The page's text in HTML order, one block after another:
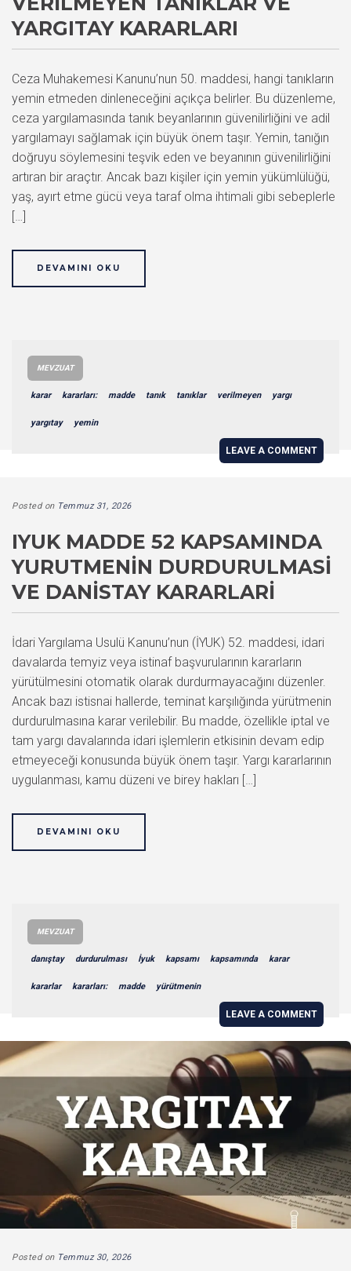
YARGITAY KARARLARI
Ceza Muhakemesi Kanunu’nun 50. maddesi, hangi tanıkların
yemin etmeden dinleneceğini açıkça belirler. Bu düzenleme,
ceza yargılamasında tanık beyanlarının güvenilirliğini ve adil
yargılamayı sağlamak için büyük önem taşır. Yemin, tanığın
doğruyu söylemesini teşvik eden ve beyanının güvenilirliğini
artıran bir araçtır. Ancak bazı kişiler için yemin yükümlülüğü,
yaş, ayırt etme gücü veya taraf olma ihtimali gibi sebeplerle
[…]
DEVAMINI OKU
MEVZUAT
karar kararları: madde tanık tanıklar verilmeyen yargı
yargıtay yemin
LEAVE A COMMENT
Posted on Temmuz 31, 2026
IYUK MADDE 52 KAPSAMINDA
YURUTMENIN DURDURULMASI
VE DANISTAY KARARLARI
İdari Yargılama Usulü Kanunu’nun (İYUK) 52. maddesi, idari
davalarda temyiz veya istinaf başvurularının kararların
yürütülmesini otomatik olarak durdurmayacağını düzenler.
Ancak bazı istisnai hallerde, teminat karşılığında yürütmenin
durdurulmasına karar verilebilir. Bu madde, özellikle iptal ve
tam yargı davalarında idari işlemlerin etkisinin devam edip
etmeyeceği konusunda büyük önem taşır. Yargı kararlarının
uygulanması, kamu düzeni ve birey hakları […]
DEVAMINI OKU
MEVZUAT
danıştay durdurulması İyuk kapsamı kapsamında karar
kararlar kararları: madde yürütmenin
LEAVE A COMMENT
Posted on Temmuz 30, 2026